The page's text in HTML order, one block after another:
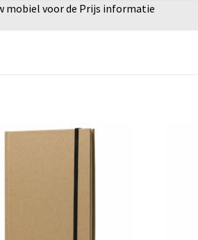
mobiel voor de Prijs informatie